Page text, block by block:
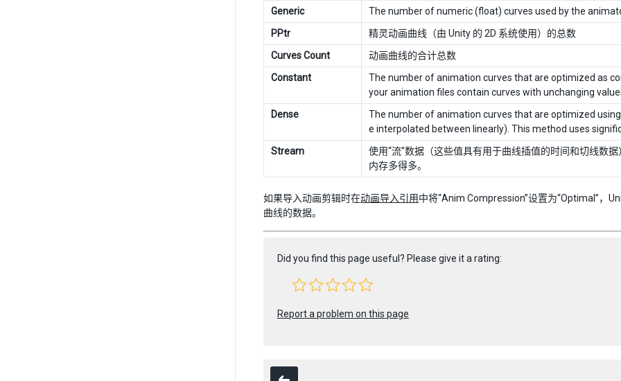
Generic
The number of numeric (float) curves used by the
PPtr
精灵动画曲线（由 Unity 的 2D 系统使用）的总数
Curves Count
动画曲线的合计总数
Constant
The number of animation curves that are optimized as
your animation files contain curves with unchanging
Dense
The number of animation curves that are optimized
e interpolated between linearly). This method uses
Stream
使用“流”数据（这些值具有用于曲线插值的时间和切线数
内存多得多。
如果导入动画剪辑时在动画导入引用中将“Anim Compression”设置为“Optimal”，
曲线的数据。
Did you find this page useful? Please give it a rating:
Report a problem on this page